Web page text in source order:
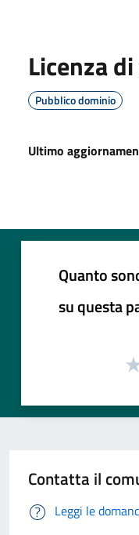
Licenza
Pubblico dominio
Ultimo
Quanto
su questa
Contatta il
Leggi le